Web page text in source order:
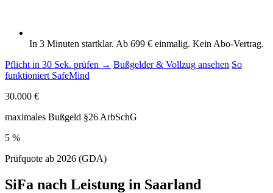
In 3 Minuten startklar. Ab 699 € einmalig. Kein Abo-Vertrag.
Pflicht in 30 Sek. prüfen → Bußgelder & Vollzug ansehen So
funktioniert SafeMind
30.000 €
maximales Bußgeld §26 ArbSchG
5 %
Prüfquote ab 2026 (GDA)
SiFa nach Leistung in Saarland